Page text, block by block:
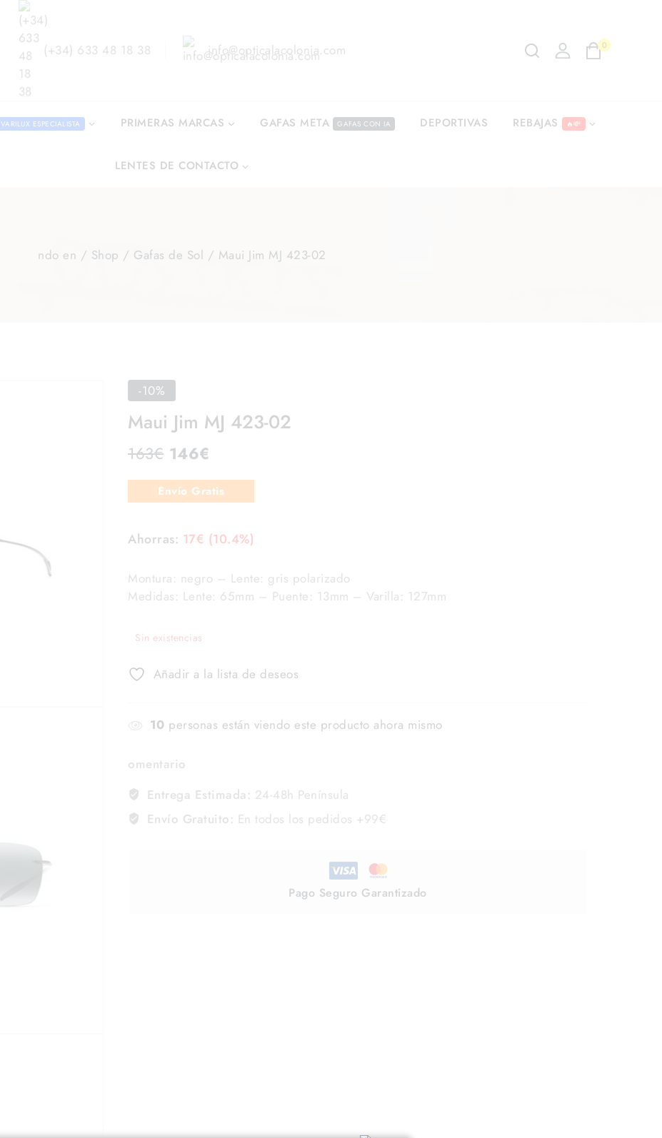
(+34) 633 48 18 38 info@opticalacolonia.com 0
VARILUX ESPECIALISTA PRIMERAS MARCAS GAFAS META GAFAS CON IA DEPORTIVAS REBAJAS 🔥💸
LENTES DE CONTACTO
ndo en / Shop / Gafas de Sol / Maui Jim MJ 423-02
-10%
Maui Jim MJ 423-02
163€ 146€
Envío Gratis
Ahorras: 17€ (10.4%)
Montura: negro – Lente: gris polarizado
Medidas: Lente: 65mm – Puente: 13mm – Varilla: 127mm
Sin existencias
Añadir a la lista de deseos
10 personas están viendo este producto ahora mismo
omentario
Entrega Estimada: 24-48h Península
Envío Gratuito: En todos los pedidos +99€
Pago Seguro Garantizado